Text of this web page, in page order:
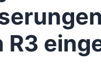
R3